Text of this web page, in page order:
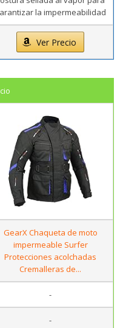
la impermeabilidad
Ver Precio
GearX Chaqueta de moto
impermeable Surfer
Protecciones acolchadas
Cremalleras de...
-
-